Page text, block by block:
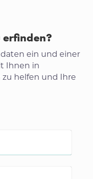
erfinden?
ein und einer
Ihnen in
helfen und Ihre